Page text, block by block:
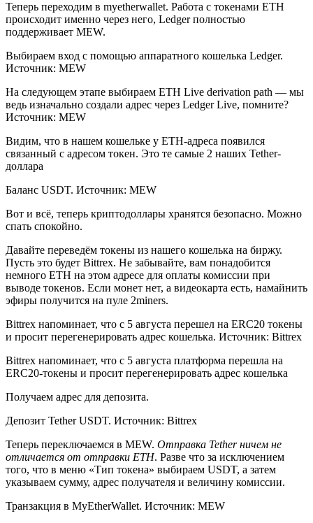
Теперь переходим в myetherwallet. Работа с токенами ETH
происходит именно через него, Ledger полностью
поддерживает MEW.
Выбираем вход с помощью аппаратного кошелька Ledger.
Источник: MEW
На следующем этапе выбираем ETH Live derivation path — мы
ведь изначально создали адрес через Ledger Live, помните?
Источник: MEW
Видим, что в нашем кошельке у ETH-адреса появился
связанный с адресом токен. Это те самые 2 наших Tether-
доллара
Баланс USDT. Источник: MEW
Вот и всё, теперь криптодоллары хранятся безопасно. Можно
спать спокойно.
Давайте переведём токены из нашего кошелька на биржу.
Пусть это будет Bittrex. Не забывайте, вам понадобится
немного ETH на этом адресе для оплаты комиссии при
выводе токенов. Если монет нет, а видеокарта есть, намайнить
эфиры получится на пуле 2miners.
Bittrex напоминает, что с 5 августа перешел на ERC20 токены
и просит перегенерировать адрес кошелька. Источник: Bittrex
Bittrex напоминает, что с 5 августа платформа перешла на
ERC20-токены и просит перегенерировать адрес кошелька
Получаем адрес для депозита.
Депозит Tether USDT. Источник: Bittrex
Теперь переключаемся в MEW. Отправка Tether ничем не
отличается от отправки ETH. Разве что за исключением
того, что в меню «Тип токена» выбираем USDT, а затем
указываем сумму, адрес получателя и величину комиссии.
Транзакция в MyEtherWallet. Источник: MEW